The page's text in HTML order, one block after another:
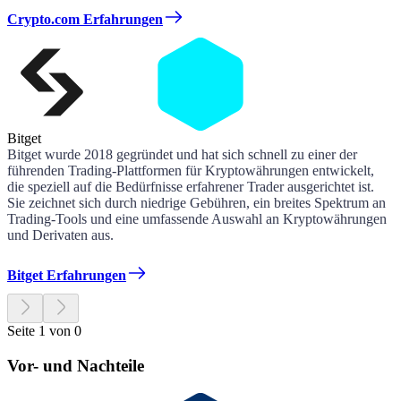
Crypto.com Erfahrungen
Bitget
Bitget wurde 2018 gegründet und hat sich schnell zu einer der
führenden Trading-Plattformen für Kryptowährungen entwickelt,
die speziell auf die Bedürfnisse erfahrener Trader ausgerichtet ist.
Sie zeichnet sich durch niedrige Gebühren, ein breites Spektrum an
Trading-Tools und eine umfassende Auswahl an Kryptowährungen
und Derivaten aus.
Bitget Erfahrungen
Seite 1 von 0
Vor- und Nachteile